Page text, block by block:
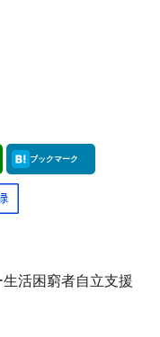
ブックマーク
活困窮者自立支援